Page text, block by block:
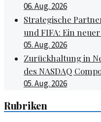
06. Aug. 2026
Strategische
und FIFA: Ein
05. Aug. 2026
Zurückhaltung in
des NASDAQ
05. Aug. 2026
Rubriken